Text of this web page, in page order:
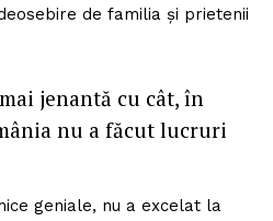
de familia și prietenii
jenantă cu cât, în
nu a făcut lucruri
geniale, nu a excelat la